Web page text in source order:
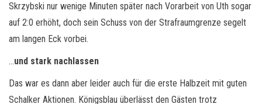
Skrzybski nur wenige Minuten später nach Vorarbeit von Uth sogar
auf 2:0 erhöht, doch sein Schuss von der Strafraumgrenze segelt
am langen Eck vorbei.
…und stark nachlassen
Das war es dann aber leider auch für die erste Halbzeit mit guten
Schalker Aktionen. Königsblau überlässt den Gästen trotz